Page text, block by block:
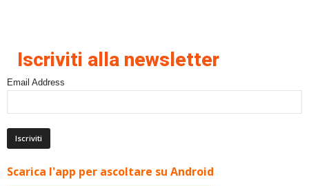
Iscriviti alla newsletter
Email Address
Scarica l'app per ascoltare su Android